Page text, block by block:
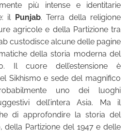
più intense e identitarie
il Punjab. Terra della religione
agricole e della Partizione tra
custodisce alcune delle pagine
della storia moderna del
Il cuore dell’estensione è
Sikhismo e sede del magnifico
uno dei luoghi
dell’intera Asia. Ma il
di approfondire la storia del
della Partizione del 1947 e delle